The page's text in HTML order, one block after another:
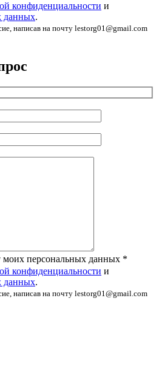
конфиденциальности и
данных.
написав на почту lestorg01@gmail.com
моих персональных данных *
конфиденциальности и
данных.
написав на почту lestorg01@gmail.com